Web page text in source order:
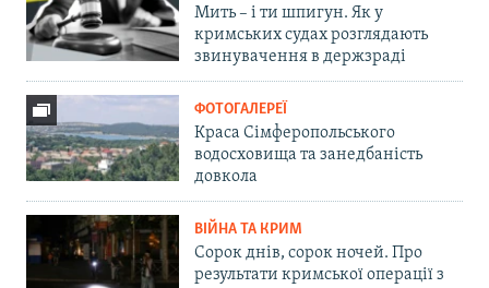
Мить – і ти шпигун. Як у
кримських судах розглядають
звинувачення в держзраді
ФОТОГАЛЕРЕЇ
Краса Сімферопольського
водосховища та занедбаність
довкола
ВІЙНА ТА КРИМ
Сорок днів, сорок ночей. Про
результати кримської операції з